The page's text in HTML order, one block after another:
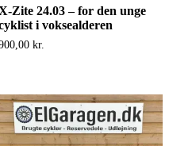
Zite 24.03 – for den unge
i voksealderen
kr.